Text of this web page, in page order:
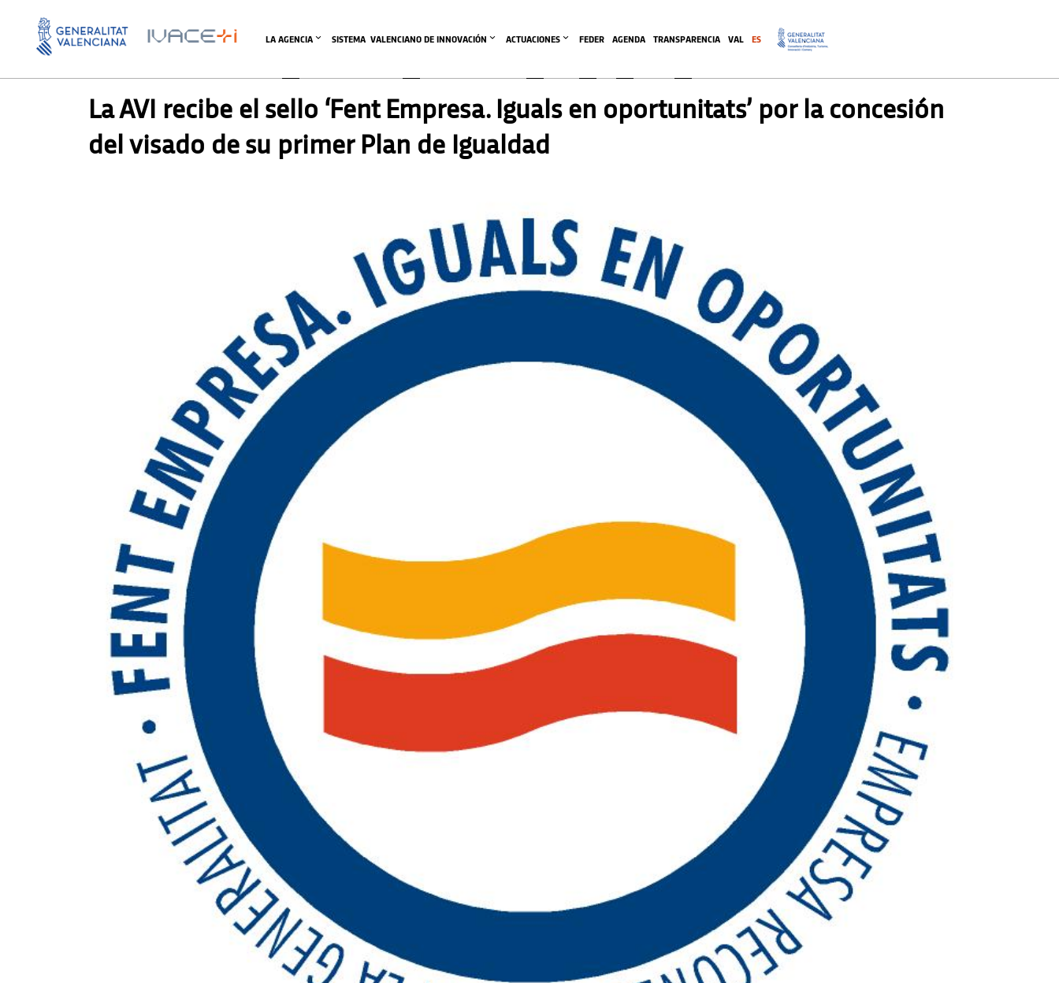
LA AGENCIA SISTEMA  VALENCIANO DE INNOVACIÓN ACTUACIONES FEDER AGENDA TRANSPARENCIA .
VAL ES
PRENSA
La AVI recibe el sello ‘Fent Empresa. Iguals en oportunitats’ por la concesión
del visado de su primer Plan de Igualdad